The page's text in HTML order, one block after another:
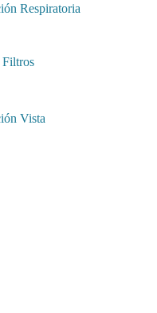
Respiratoria
Filtros
Vista